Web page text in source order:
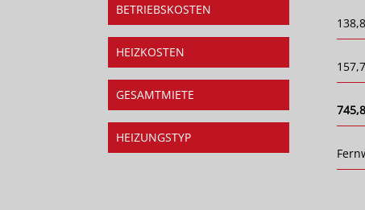
BETRIEBSKOSTEN
HEIZKOSTEN
GESAMTMIETE
HEIZUNGSTYP